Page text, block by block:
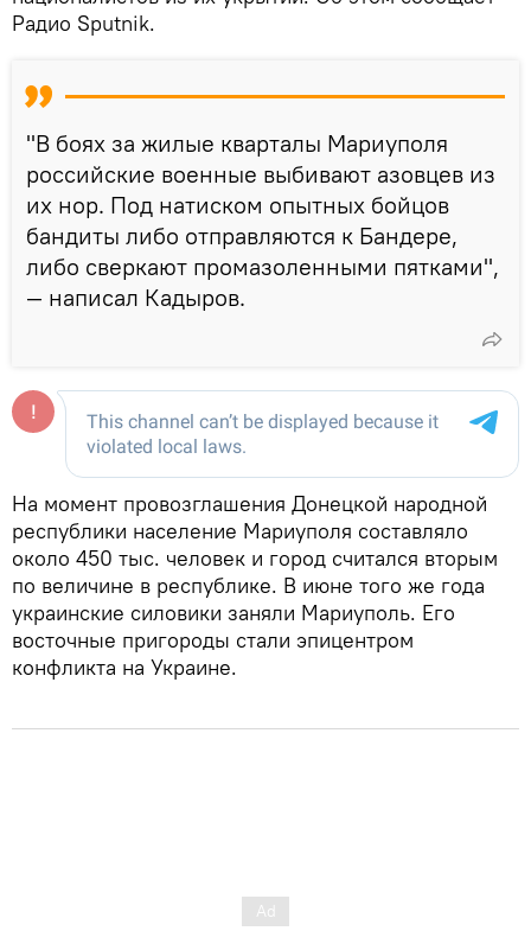
Радио Sputnik.
"В боях за жилые кварталы Мариуполя
российские военные выбивают азовцев из
их нор. Под натиском опытных бойцов
бандиты либо отправляются к Бандере,
либо сверкают промазоленными пятками",
— написал Кадыров.
На момент провозглашения Донецкой народной
республики население Мариуполя составляло
около 450 тыс. человек и город считался вторым
по величине в республике. В июне того же года
украинские силовики заняли Мариуполь. Его
восточные пригороды стали эпицентром
конфликта на Украине.